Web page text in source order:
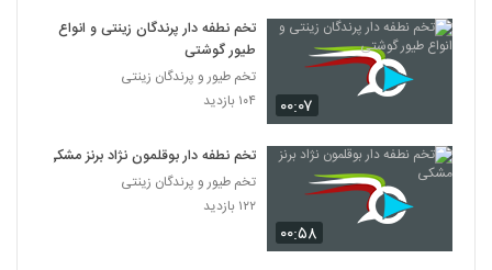
۰۰:۰۷
تخم نطفه دار پرندگان زینتی و انواع
طیور گوشتی
تخم طیور و پرندگان زینتی
۱۰۴ بازدید
۰۰:۵۸
تخم نطفه دار بوقلمون نژاد برنز مشکی
تخم طیور و پرندگان زینتی
۱۲۲ بازدید